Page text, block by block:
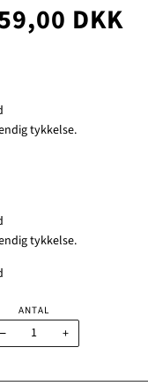
DKK
tykkelse.
tykkelse.
ANTAL
− +